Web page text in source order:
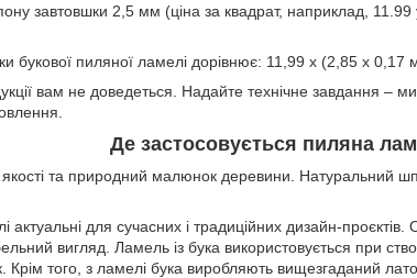
завтовшки 2,5 мм (ціна за квадрат, наприклад,
букової пиляної ламелі дорівнює: 11,99 х (2,85 х 0,17
вам не доведеться. Надайте технічне завдання –
Де застосовується пиляна
якості та природний малюнок деревини. Натуральний
актуальні для сучасних і традиційних дизайн-
вигляд. Ламель із бука використовується при
Крім того, з ламелі бука виробляють вищезгаданий